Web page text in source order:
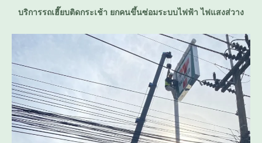
บริการรถเฮี๊ยบติดกระเช้า ยกคนขึ้นซ่อมระบบไฟฟ้า ไฟแสงส่วาง